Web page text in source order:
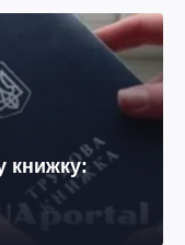
книжку: